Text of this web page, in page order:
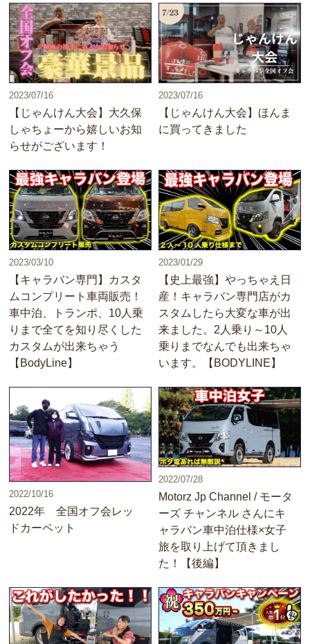
2023/07/16
【じゃんけん大会】大久保
しゃちょーから嬉しいお知
らせがございます！
2023/07/16
【じゃんけん大会】ほんま
に買ってきました
2023/03/10
【キャラバン専門】カスタ
ムコンプリート車両販売！
車中泊、トランポ、10人乗
りまで全てを知り尽くした
カスタムが出来ちゃう
【BodyLine】
2023/01/29
【史上最強】やっちゃえ日
産！キャラバン専門店がカ
スタムしたら大変な車が出
来ました。2人乗り～10人
乗りまでなんでも出来ちゃ
います。【BODYLINE】
2022/10/16
2022年 全国オフ会レッ
ドカーペット
2022/07/28
Motorz Jp Channel / モータ
ーズ チャンネル さんにキ
ャラバン車中泊仕様×女子
旅を取り上げて頂きまし
た！【後編】